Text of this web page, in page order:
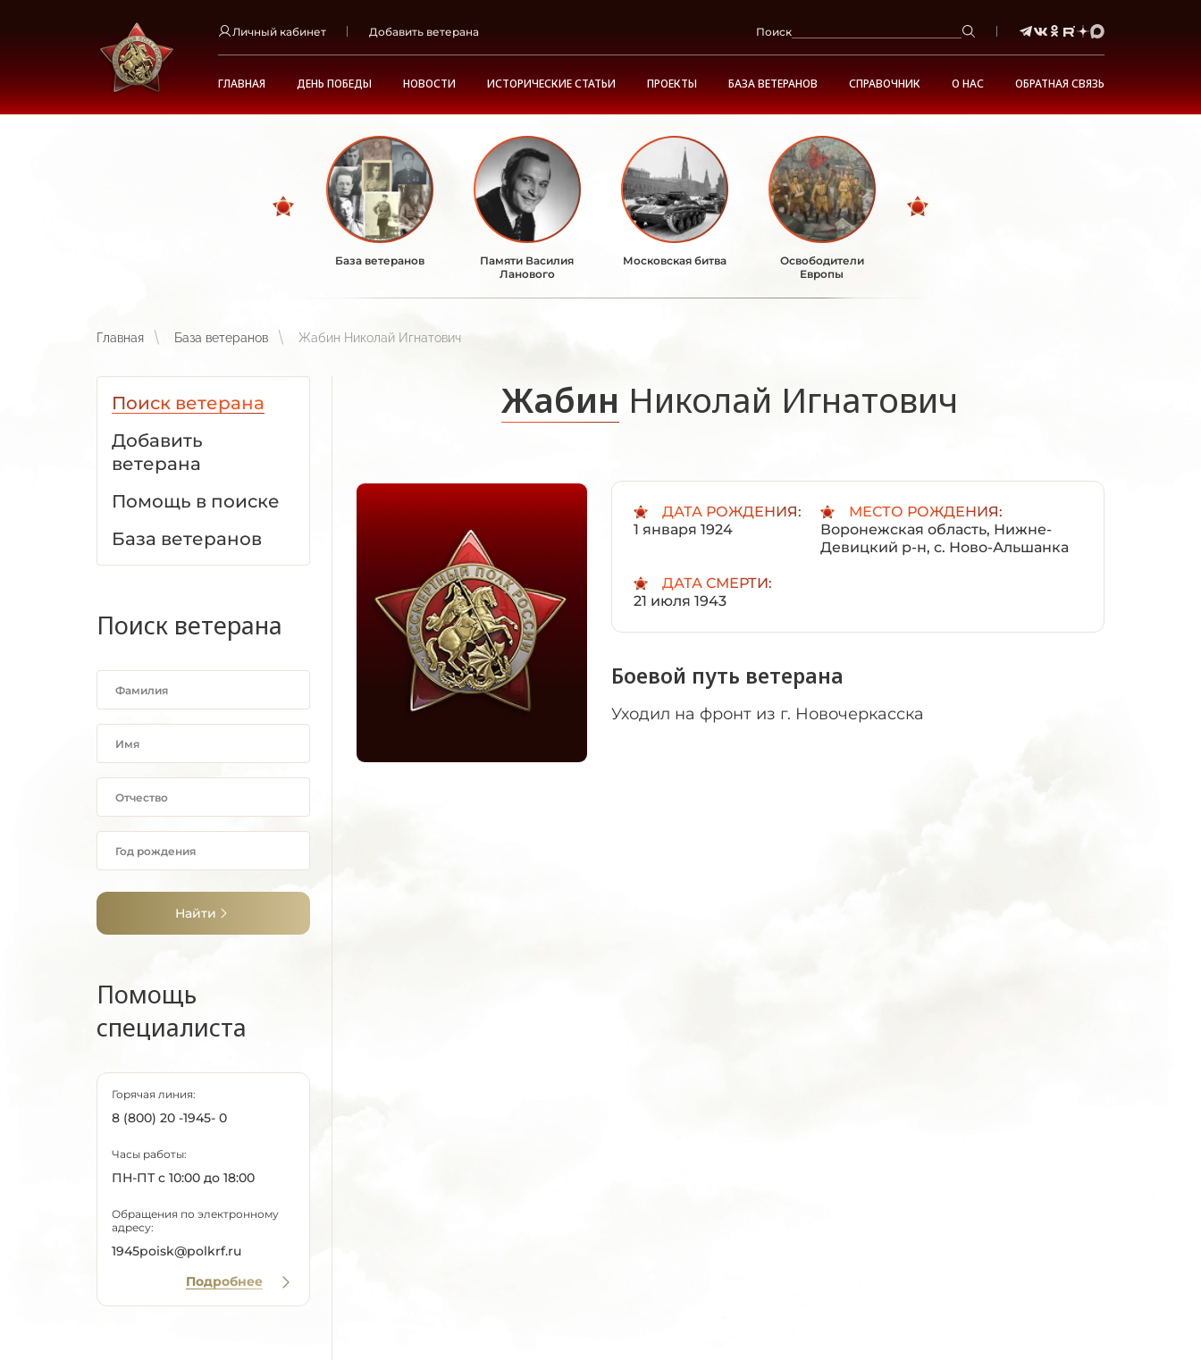
Личный кабинет Добавить ветерана Поиск
ГЛАВНАЯ ДЕНЬ ПОБЕДЫ НОВОСТИ ИСТОРИЧЕСКИЕ СТАТЬИ ПРОЕКТЫ БАЗА ВЕТЕРАНОВ СПРАВОЧНИК О НАС ОБРАТНАЯ СВЯЗЬ
База ветеранов
Памяти Василия
Ланового
Московская битва
Освободители
Европы
Главная База ветеранов Жабин Николай Игнатович
Поиск ветерана
Добавить
ветерана
Помощь в поиске
База ветеранов
Поиск ветерана
Найти
Помощь
специалиста
Горячая линия:
8 (800) 20 -1945- 0
Часы работы:
ПН-ПТ с 10:00 до 18:00
Обращения по электронному
адресу:
1945poisk@polkrf.ru
Подробнее
Жабин Николай Игнатович
ДАТА РОЖДЕНИЯ:
1 января 1924
МЕСТО РОЖДЕНИЯ:
Воронежская область, Нижне-
Девицкий р-н, с. Ново-Альшанка
ДАТА СМЕРТИ:
21 июля 1943
Боевой путь ветерана
Уходил на фронт из г. Новочеркасска